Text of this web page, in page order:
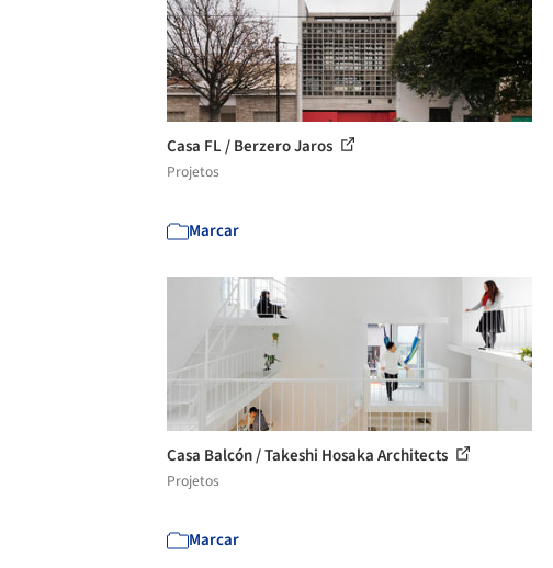
Casa FL / Berzero Jaros
Projetos
Marcar
Casa Balcón / Takeshi Hosaka Architects
Projetos
Marcar